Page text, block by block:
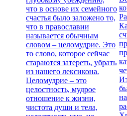
что в основе их семейного
счастья было заложено то,
что в православии
называется обычным
словом – целомудрие. Это
то слово, которое сейчас
стараются затереть, убрать
из нашего лексикона.
Целомудрие – это
целостность, мудрое
отношение к жизни,
чистота души и тела,